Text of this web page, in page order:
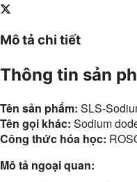
Mô tả chi tiết
Thông tin sản
Tên sản phẩm: SLS-
Tên gọi khác: Sodium
Công thức hóa học:
Mô tả ngoại quan: